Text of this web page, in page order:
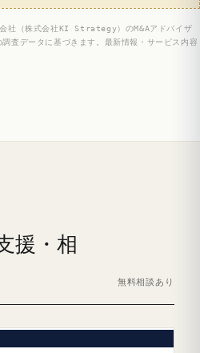
社（株式会社KI Strategy）のM&Aアドバイザ
査データに基づきます。最新情報・サービス内容
援・相
無料相談あり